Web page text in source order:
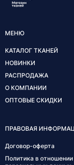
МЕНЮ
КАТАЛОГ ТКАНЕЙ
НОВИНКИ
РАСПРОДАЖА
О КОМПАНИИ
ОПТОВЫЕ СКИДКИ
ПРАВОВАЯ
Договор-оферта
Политика в